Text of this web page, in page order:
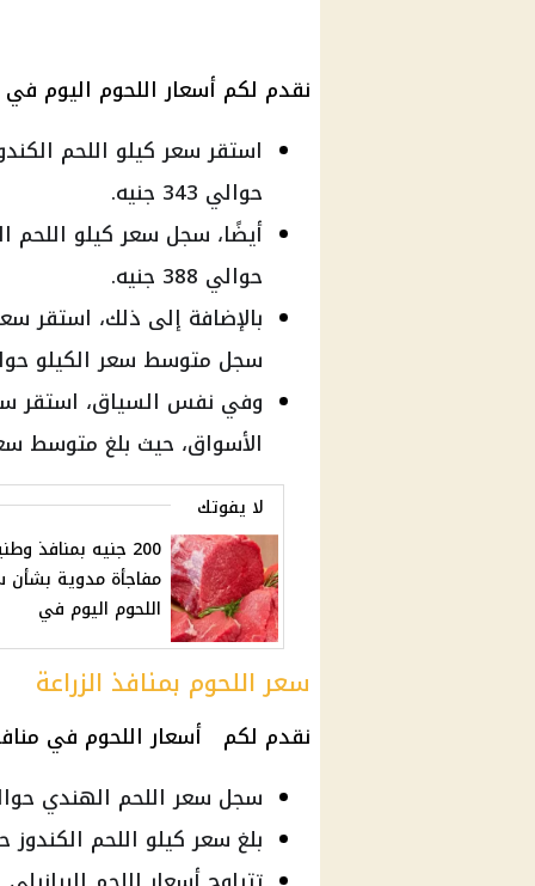
نقدم لكم أسعار اللحوم اليوم
استقر سعر كيلو اللحم
حوالي 343 جنيه.
أيضًا، سجل سعر كيلو اللحم
حوالي 388 جنيه.
بالإضافة إلى ذلك، استقر
سجل متوسط سعر الكيلو حوالي 416
وفي نفس السياق، استقر
الأسواق، حيث بلغ متوسط سعر
لا يفوتك
200 جنيه بمنافذ
مفاجأة مدوية بشأن
اللحوم اليوم في
سعر اللحوم بمنافذ الزراعة
نقدم لكم أسعار اللحوم في منافذ
سجل سعر اللحم الهندي حوالي 190 جنيهًا داخل منافذ
بلغ سعر كيلو اللحم الكندوز حوالي